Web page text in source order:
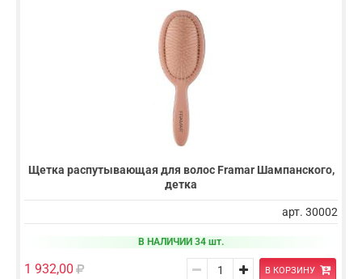
Щетка распутывающая для волос Framar Шампанского,
детка
арт. 30002
В НАЛИЧИИ 34 шт.
1 932,00 В КОРЗИНУ